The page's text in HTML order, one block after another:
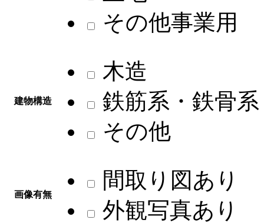
その他事業用
建物構造
木造
鉄筋系・鉄骨系
その他
画像有無
間取り図あり
外観写真あり